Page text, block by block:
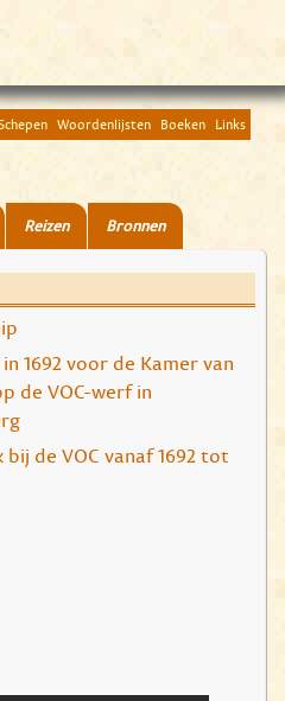
Woordenlijsten Boeken Links
Reizen Bronnen
1692 voor de Kamer van
de VOC-werf in
bij de VOC vanaf 1692 tot